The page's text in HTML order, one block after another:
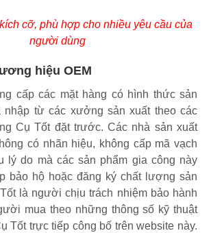
cỡ, phù hợp cho nhiều yêu cầu của
người dùng
hiệu OEM
cấp các mặt hàng có hình thức sản
nhập từ các xưởng sản xuất theo các
Cụ Tốt đặt trước. Các nhà sản xuất
có nhãn hiệu, không cấp mã vạch
lý do mà các sản phẩm gia công này
bảo hộ hoặc đăng ký chất lượng sản
là người chịu trách nhiệm bảo hành
mua theo những thông số kỹ thuật
Tốt trực tiếp công bố trên website này.